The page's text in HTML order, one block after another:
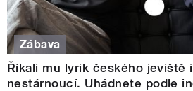
Zábava
Říkali mu lyrik českého jeviště
nestárnoucí. Uhádnete podle